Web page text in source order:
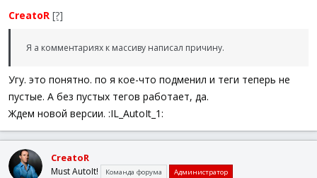
CreatoR [?]
Я а комментариях к массиву написал причину.
Угу. это понятно. по я кое-что подменил и теги теперь не
пустые. А без пустых тегов работает, да.
Ждем новой версии. :IL_AutoIt_1:
CreatoR
Must AutoIt! Команда форума Администратор